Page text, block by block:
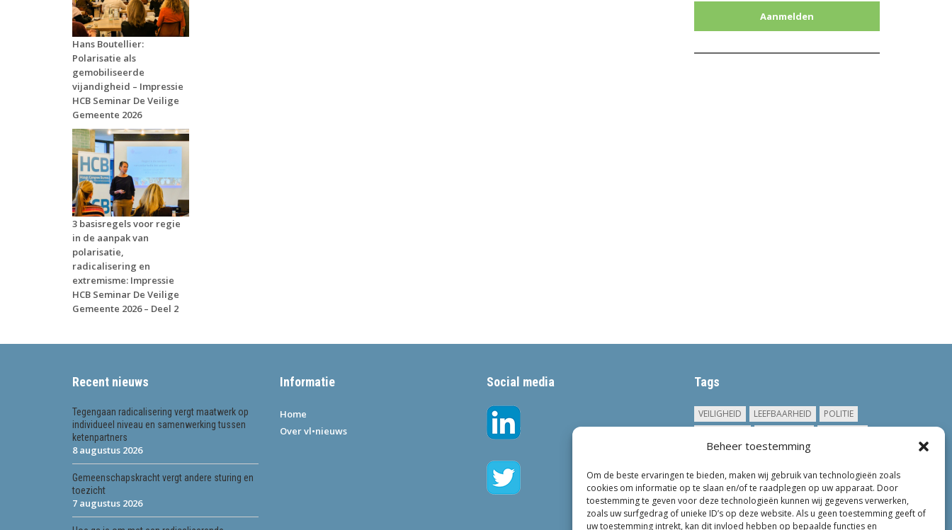
Beheer toestemming
Om de beste ervaringen te bieden, maken wij gebruik van technologieën zoals
cookies om informatie op te slaan en/of te raadplegen op uw apparaat. Door
toestemming te geven voor deze technologieën kunnen wij gegevens verwerken,
zoals uw surfgedrag of unieke ID’s op deze website. Als u geen toestemming geeft of
uw toestemming intrekt, kan dit invloed hebben op bepaalde functies en
Hans Boutellier:
Polarisatie als
gemobiliseerde
vijandigheid – Impressie
HCB Seminar De Veilige
Gemeente 2026
3 basisregels voor regie
in de aanpak van
polarisatie,
radicalisering en
extremisme: Impressie
HCB Seminar De Veilige
Gemeente 2026 – Deel 2
Aanmelden
Recent nieuws
Tegengaan radicalisering vergt maatwerk op
individueel niveau en samenwerking tussen
ketenpartners
8 augustus 2026
Gemeenschapskracht vergt andere sturing en
toezicht
7 augustus 2026
Informatie
Home
Over vl•nieuws
Social media Tags
VEILIGHEID LEEFBAARHEID
POLITIE
TOEZICHT
KINDEROPVANG
CRIMINALITEIT
PRIVACY
OM
KINDEREN
NEDERLAND ONDERMIJNING